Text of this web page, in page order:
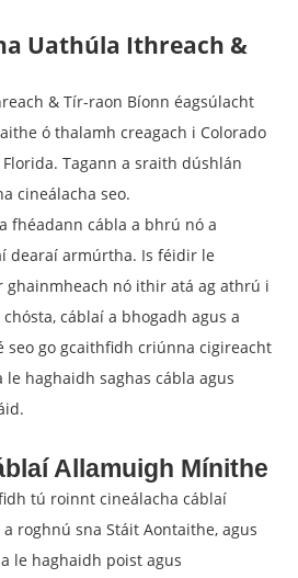
Uathúla Ithreach &
& Tír-raon Bíonn éagsúlacht
ó thalamh creagach i Colorado
Tagann a sraith dúshlán
cineálacha seo.
fhéadann cábla a bhrú nó a
dearaí armúrtha. Is féidir le
nó ithir atá ag athrú i
cáblaí a bhogadh agus a
seo go gcaithfidh criúnna cigireacht
haghaidh saghas cábla agus
Allamuigh Mínithe
tú roinnt cineálacha cáblaí
roghnú sna Stáit Aontaithe, agus
le haghaidh poist agus